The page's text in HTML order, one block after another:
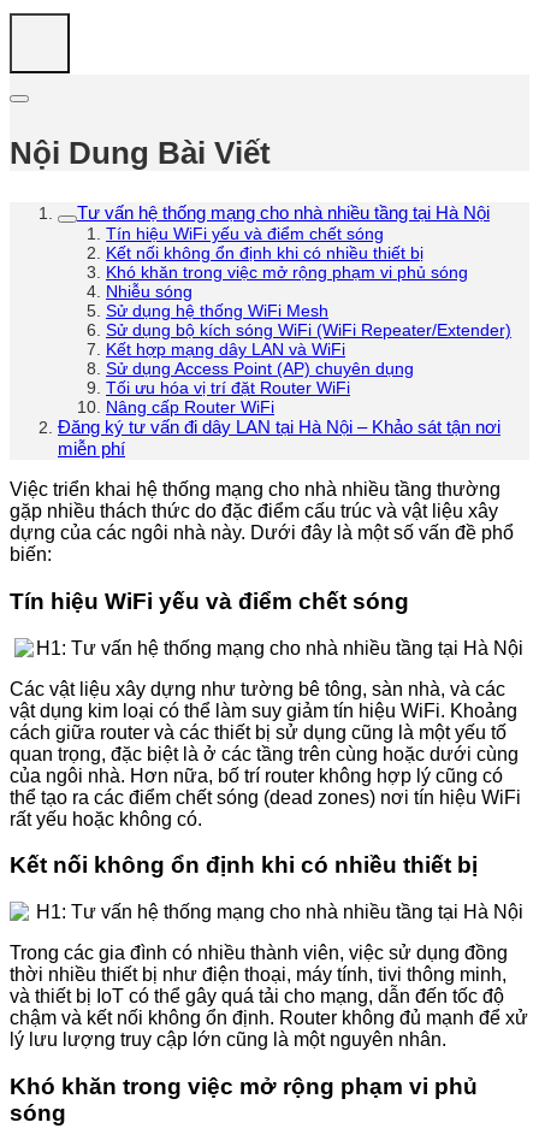
Nội Dung Bài Viết
Tư vấn hệ thống mạng cho nhà nhiều tầng tại Hà Nội
Tín hiệu WiFi yếu và điểm chết sóng
Kết nối không ổn định khi có nhiều thiết bị
Khó khăn trong việc mở rộng phạm vi phủ sóng
Nhiễu sóng
Sử dụng hệ thống WiFi Mesh
Sử dụng bộ kích sóng WiFi (WiFi Repeater/Extender)
Kết hợp mạng dây LAN và WiFi
Sử dụng Access Point (AP) chuyên dụng
Tối ưu hóa vị trí đặt Router WiFi
Nâng cấp Router WiFi
Đăng ký tư vấn đi dây LAN tại Hà Nội – Khảo sát tận nơi
miễn phí
Việc triển khai hệ thống mạng cho nhà nhiều tầng thường
gặp nhiều thách thức do đặc điểm cấu trúc và vật liệu xây
dựng của các ngôi nhà này. Dưới đây là một số vấn đề phổ
biến:
Tín hiệu WiFi yếu và điểm chết sóng
Các vật liệu xây dựng như tường bê tông, sàn nhà, và các
vật dụng kim loại có thể làm suy giảm tín hiệu WiFi. Khoảng
cách giữa router và các thiết bị sử dụng cũng là một yếu tố
quan trọng, đặc biệt là ở các tầng trên cùng hoặc dưới cùng
của ngôi nhà. Hơn nữa, bố trí router không hợp lý cũng có
thể tạo ra các điểm chết sóng (dead zones) nơi tín hiệu WiFi
rất yếu hoặc không có.
Kết nối không ổn định khi có nhiều thiết bị
Trong các gia đình có nhiều thành viên, việc sử dụng đồng
thời nhiều thiết bị như điện thoại, máy tính, tivi thông minh,
và thiết bị IoT có thể gây quá tải cho mạng, dẫn đến tốc độ
chậm và kết nối không ổn định. Router không đủ mạnh để xử
lý lưu lượng truy cập lớn cũng là một nguyên nhân.
Khó khăn trong việc mở rộng phạm vi phủ
sóng